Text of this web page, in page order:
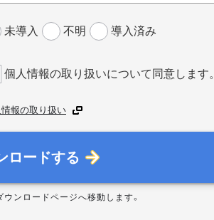
未導入 不明 導入済み
個人情報の取り扱いについて同意します。
報の取り扱い
ロードする
ウンロードページへ移動します。